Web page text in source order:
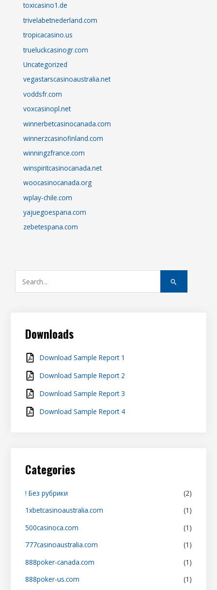
toxicasino1.de
trivelabetnederland.com
tropicacasino.us
trueluckcasinogr.com
Uncategorized
vegastarscasinoaustralia.net
voddsfr.com
voxcasinopl.net
winnerbetcasinocanada.com
winnerzcasinofinland.com
winningzfrance.com
winspiritcasinocanada.net
woocasinocanada.org
wplay-chile.com
yajuegoespana.com
zebetespana.com
Downloads
Download Sample Report 1
Download Sample Report 2
Download Sample Report 3
Download Sample Report 4
Categories
! Без рубрики
(2)
1xbetcasinoaustralia.com
(1)
500casinoca.com
(1)
777casinoaustralia.com
(1)
888poker-canada.com
(1)
888poker-us.com
(1)